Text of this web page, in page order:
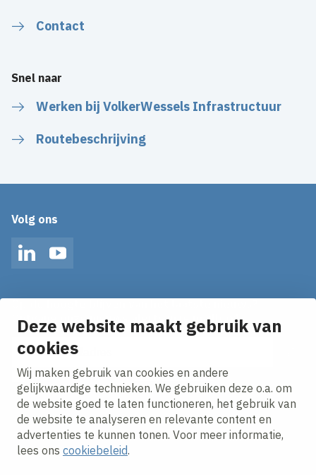
Deze website maakt gebruik van
cookies
Wij maken gebruik van cookies en andere
gelijkwaardige technieken. We gebruiken deze o.a. om
de website goed te laten functioneren, het gebruik van
de website te analyseren en relevante content en
advertenties te kunnen tonen. Voor meer informatie,
lees ons cookiebeleid.
Contact
Snel naar
Werken bij VolkerWessels Infrastructuur
Routebeschrijving
Volg ons
LinkedInYouTube
Ontvang onze nieuws alerts in je mailbox!
E-mailadres
Ik ga akkoord met hetprivacy statement.